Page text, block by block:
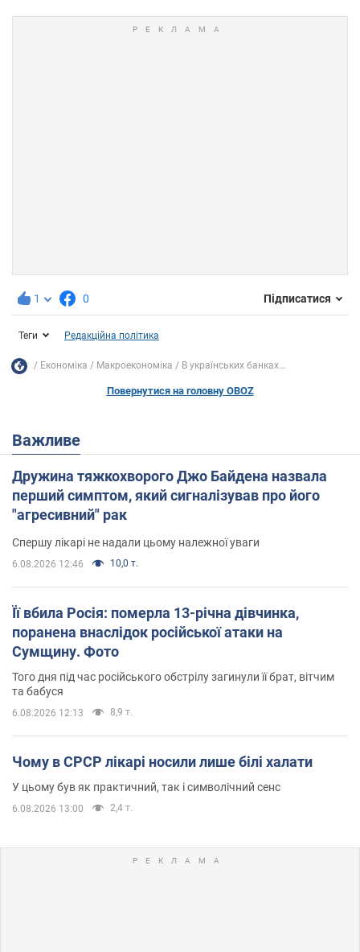
1 0 Підписатися
Теги Редакційна політика
Економіка Mакроекономіка В українських банках...
Повернутися на головну OBOZ
Важливе
Дружина тяжкохворого Джо Байдена назвала
перший симптом, який сигналізував про його
"агресивний" рак
Спершу лікарі не надали цьому належної уваги
6.08.2026 12:46 10,0 т.
Її вбила Росія: померла 13-річна дівчинка,
поранена внаслідок російської атаки на
Сумщину. Фото
Того дня під час російського обстрілу загинули її брат, вітчим
та бабуся
6.08.2026 12:13 8,9 т.
Чому в СРСР лікарі носили лише білі халати
У цьому був як практичний, так і символічний сенс
6.08.2026 13:00 2,4 т.